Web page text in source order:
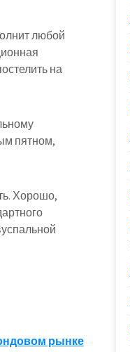
любой
на
пятном,
Хорошо,
рынке